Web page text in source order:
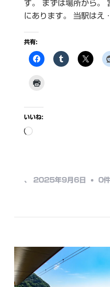
す。 まずは場所から。
にあります。 当駅はえ
共有:
いいね:
読
中…
、 2025年9月6日 え
へ
の
0